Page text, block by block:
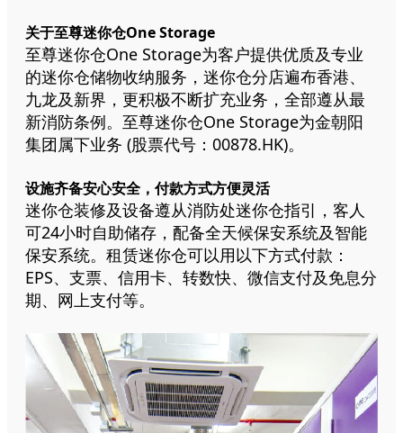
关于至尊迷你仓One Storage
至尊迷你仓One Storage为客户提供优质及专业
的迷你仓储物收纳服务，迷你仓分店遍布香港、
九龙及新界，更积极不断扩充业务，全部遵从最
新消防条例。至尊迷你仓One Storage为金朝阳
集团属下业务 (股票代号：00878.HK)。
设施齐备安心安全，付款方式方便灵活
迷你仓装修及设备遵从消防处迷你仓指引，客人
可24小时自助储存，配备全天候保安系统及智能
保安系统。租赁迷你仓可以用以下方式付款：
EPS、支票、信用卡、转数快、微信支付及免息分
期、网上支付等。